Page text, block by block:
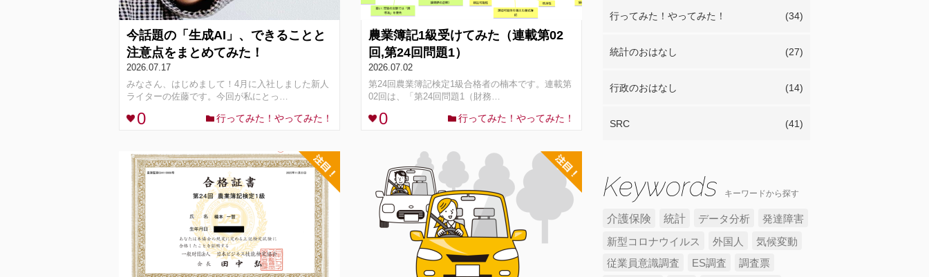
今話題の「生成AI」、できることと
注意点をまとめてみた！
2026.07.17
みなさん、はじめまして！4月に入社しました新人
ライターの佐藤です。今回が私にとっ…
0 行ってみた！やってみた！
農業簿記1級受けてみた（連載第02
回,第24回問題1）
2026.07.02
第24回農業簿記検定1級合格者の楠本です。連載第
02回は、「第24回問題1（財務…
0 行ってみた！やってみた！
行ってみた！やってみた！ (34)
統計のおはなし (27)
行政のおはなし (14)
SRC (41)
キーワードから探す
介護保険 統計 データ分析
発達障害
新型コロナウイルス
外国人 気候変動
従業員意識調査 ES調査
調査票